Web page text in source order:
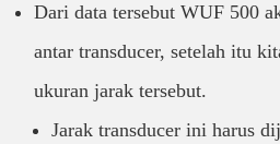
Dari data tersebut WUF 500
antar transducer, setelah itu
ukuran jarak tersebut.
Jarak transducer ini harus